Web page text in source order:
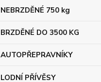
NEBRZDĚNÉ 750 kg
BRZDĚNÉ DO 3500 KG
AUTOPŘEPRAVNÍKY
LODNÍ PŘÍVĚSY